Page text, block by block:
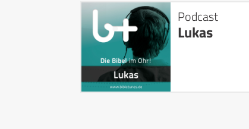
Podcast
Lukas